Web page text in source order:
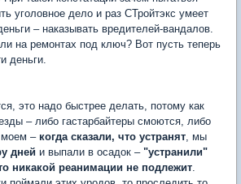
уголовное дело и раз СТройтэкс умеет
– наказывать вредителей-вандалов.
на ремонтах под ключ? Вот пусть теперь
деньги.
это надо быстрее делать, потому как
– либо гастарбайтеры смоются, либо
моем – когда сказали, что устранят , мы
дней и выпали в осадок –"устранили"
никакой реанимации не подлежит